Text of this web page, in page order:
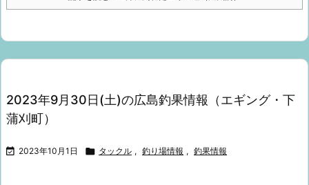
2023年9月30日(土)の広島釣果情報（エギング・下
蒲刈町）
 2023年10月1日  タックル , 釣り場情報 , 釣果情報